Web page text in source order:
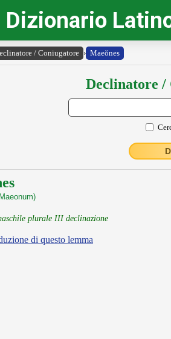
Dizionario
/ Coniugatore › Maeŏnes
Declinatore /
plurale III declinazione
di questo lemma